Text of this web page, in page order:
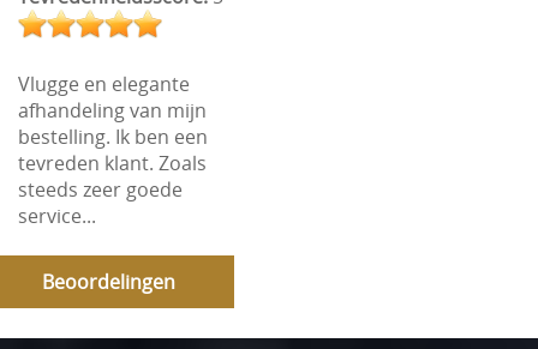
Vlugge en elegante
afhandeling van mijn
bestelling. Ik ben een
tevreden klant. Zoals
steeds zeer goede
service...
Beoordelingen